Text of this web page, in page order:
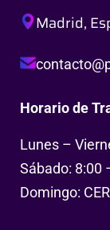
Madrid,
Horario de
Lunes –
Sábado: 8:00
Domingo: